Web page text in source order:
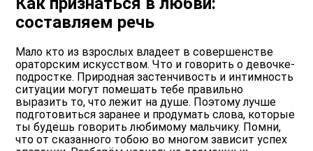
составляем речь
Мало кто из взрослых владеет в совершенстве
ораторским искусством. Что и говорить о девочке-
подростке. Природная застенчивость и интимность
ситуации могут помешать тебе правильно
выразить то, что лежит на душе. Поэтому лучше
подготовиться заранее и продумать слова, которые
ты будешь говорить любимому мальчику. Помни,
что от сказанного тобою во многом зависит успех